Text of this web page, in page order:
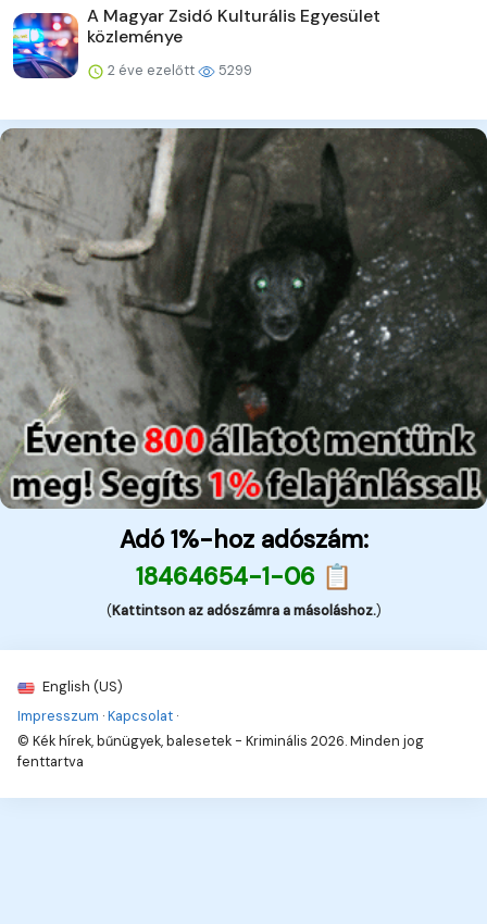
A Magyar Zsidó Kulturális Egyesület
közleménye
2 éve ezelőtt 5299
Adó 1%-hoz adószám:
18464654-1-06 📋
(Kattintson az adószámra a másoláshoz.)
English (US)
Impresszum ·Kapcsolat ·
© Kék hírek, bűnügyek, balesetek - Kriminális 2026. Minden jog
fenttartva